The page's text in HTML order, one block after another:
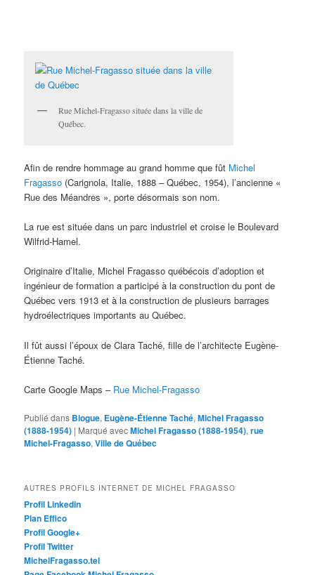
Rue Michel-Fragasso située dans la ville de
Québec.
Afin de rendre hommage au grand homme que fût Michel
Fragasso (Carignola, Italie, 1888 – Québec, 1954), l’ancienne «
Rue des Méandres », porte désormais son nom.
La rue est située dans un parc industriel et croise le Boulevard
Wilfrid-Hamel.
Originaire d’Italie, Michel Fragasso québécois d’adoption et
ingénieur de formation a participé à la construction du pont de
Québec vers 1913 et à la construction de plusieurs barrages
hydroélectriques importants au Québec.
Il fût aussi l’époux de Clara Taché, fille de l’architecte Eugène-
Étienne Taché.
Carte Google Maps –Rue Michel-Fragasso
Publié dans Blogue, Eugène-Étienne Taché,Michel Fragasso
(1888-1954) | Marqué avecMichel Fragasso (1888-1954),rue
Michel-Fragasso,Ville de Québec
AUTRES PROFILS INTERNET DE MICHEL FRAGASSO
Profil Linkedin
Plan Effico
Profil Google+
Profil Twitter
MichelFragasso.tel